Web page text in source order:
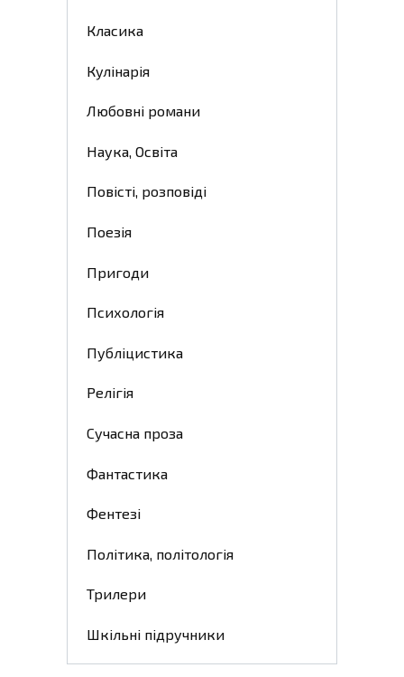
Класика
Кулінарія
Любовні романи
Наука, Освіта
Повісті, розповіді
Поезія
Пригоди
Психологія
Публіцистика
Релігія
Сучасна проза
Фантастика
Фентезі
Політика, політологія
Трилери
Шкільні підручники